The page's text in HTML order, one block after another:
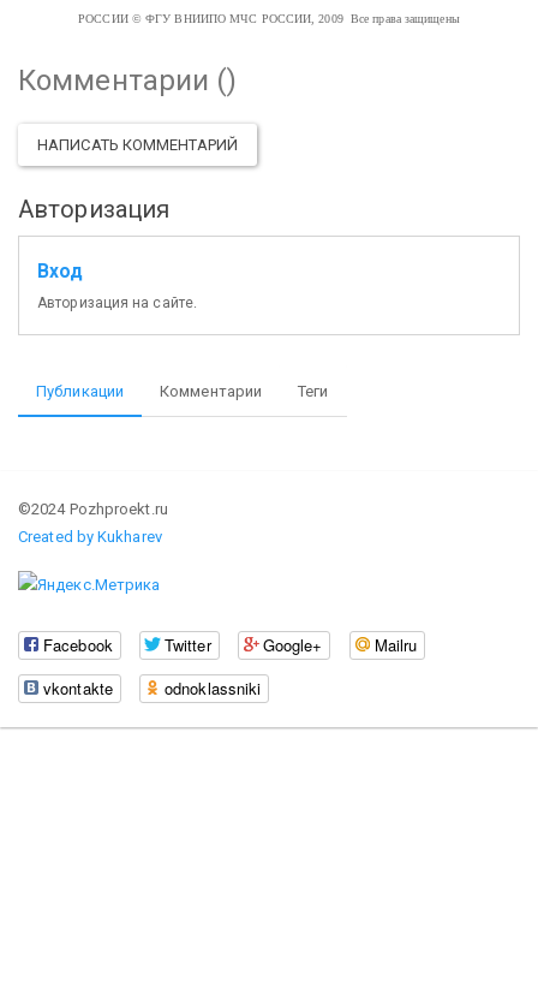
РОССИИ© ФГУ ВНИИПО МЧС РОССИИ, 2009 Все права защищены
Комментарии ()
НАПИСАТЬ КОММЕНТАРИЙ
Авторизация
Вход
Авторизация на сайте.
Публикации Комментарии Теги
©2024 Pozhproekt.ru
Created by Kukharev
Facebook Twitter Google+
Mailru
vkontakte
odnoklassniki